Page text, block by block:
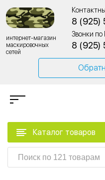
интернет-магазин
маскировочных
сетей
8 (925)
Звонки по
8 (925)
Каталог товаров